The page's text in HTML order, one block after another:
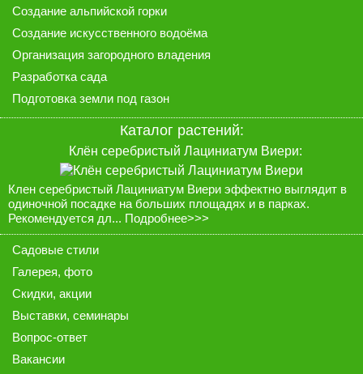
Создание альпийской горки
Создание искусственного водоёма
Организация загородного владения
Разработка сада
Подготовка земли под газон
Каталог растений:
Клён серебристый Лациниатум Виери:
Клен серебристый Лациниатум Виери эффектно выглядит в
одиночной посадке на больших площадях и в парках.
Рекомендуется дл... Подробнее>>>
Садовые стили
Галерея, фото
Скидки, акции
Выставки, семинары
Вопрос-ответ
Вакансии